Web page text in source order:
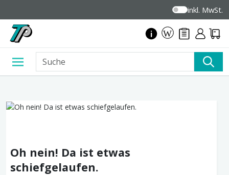
inkl. MwSt.
Oh nein! Da ist etwas
schiefgelaufen.